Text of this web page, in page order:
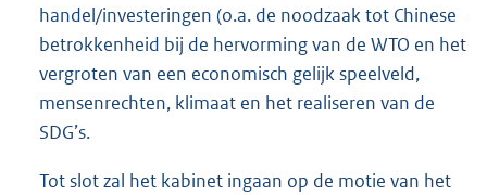
handel/investeringen (o.a. de noodzaak tot Chinese
betrokkenheid bij de hervorming van de WTO en het
vergroten van een economisch gelijk speelveld,
mensenrechten, klimaat en het realiseren van de
SDG’s.
Tot slot zal het kabinet ingaan op de motie van het